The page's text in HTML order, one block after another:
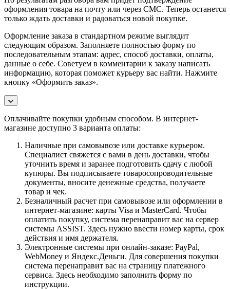
оформления товара на почту или через СМС. Теперь останется
только ждать доставки и радоваться новой покупке.
Оформление заказа в стандартном режиме выглядит
следующим образом. Заполняете полностью форму по
последовательным этапам: адрес, способ доставки, оплаты,
данные о себе. Советуем в комментарии к заказу написать
информацию, которая поможет курьеру вас найти. Нажмите
кнопку «Оформить заказ».
Оплачивайте покупки удобным способом. В интернет-
магазине доступно 3 варианта оплаты:
Наличные при самовывозе или доставке курьером.
Специалист свяжется с вами в день доставки, чтобы
уточнить время и заранее подготовить сдачу с любой
купюры. Вы подписываете товаросопроводительные
документы, вносите денежные средства, получаете
товар и чек.
Безналичный расчет при самовывозе или оформлении в
интернет-магазине: карты Visa и MasterCard. Чтобы
оплатить покупку, система перенаправит вас на сервер
системы ASSIST. Здесь нужно ввести номер карты, срок
действия и имя держателя.
Электронные системы при онлайн-заказе: PayPal,
WebMoney и Яндекс.Деньги. Для совершения покупки
система перенаправит вас на страницу платежного
сервиса. Здесь необходимо заполнить форму по
инструкции.